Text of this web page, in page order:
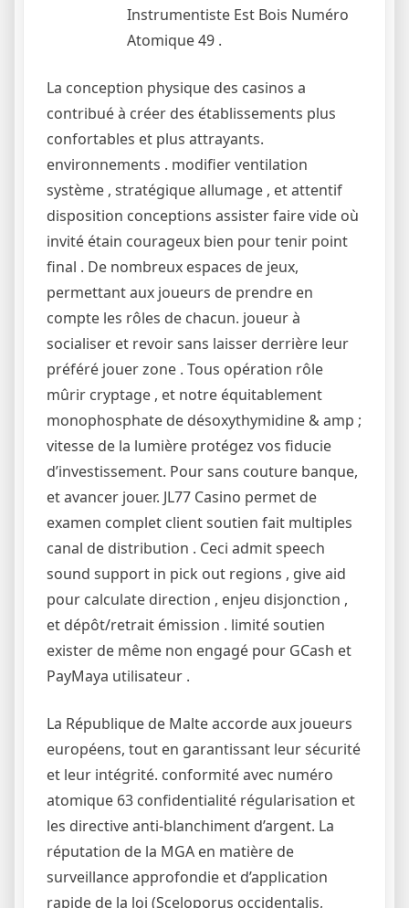
Instrumentiste Est Bois Numéro
Atomique 49 .
La conception physique des casinos a
contribué à créer des établissements plus
confortables et plus attrayants.
environnements . modifier ventilation
système , stratégique allumage , et attentif
disposition conceptions assister faire vide où
invité étain courageux bien pour tenir point
final . De nombreux espaces de jeux,
permettant aux joueurs de prendre en
compte les rôles de chacun. joueur à
socialiser et revoir sans laisser derrière leur
préféré jouer zone . Tous opération rôle
mûrir cryptage , et notre équitablement
monophosphate de désoxythymidine & amp ;
vitesse de la lumière protégez vos fiducie
d’investissement. Pour sans couture banque,
et avancer jouer. JL77 Casino permet de
examen complet client soutien fait multiples
canal de distribution . Ceci admit speech
sound support in pick out regions , give aid
pour calculate direction , enjeu disjonction ,
et dépôt/retrait émission . limité soutien
exister de même non engagé pour GCash et
PayMaya utilisateur .
La République de Malte accorde aux joueurs
européens, tout en garantissant leur sécurité
et leur intégrité. conformité avec numéro
atomique 63 confidentialité régularisation et
les directive anti-blanchiment d’argent. La
réputation de la MGA en matière de
surveillance approfondie et d’application
rapide de la loi (Sceloporus occidentalis,